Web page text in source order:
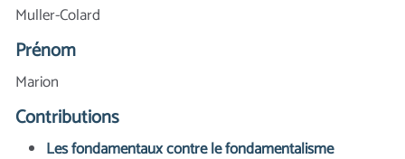
Muller-Colard
Prénom
Marion
Contributions
Les fondamentaux contre le fondamentalisme